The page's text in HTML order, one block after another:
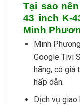
Tại sao
43 inch K-
Minh
Minh
Google Tivi
hãng, có giá
hấp dẫn.
Dịch vụ giao